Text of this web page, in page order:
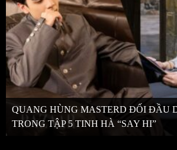
QUANG HÙNG MASTERD ĐỐI ĐẦU
TRONG TẬP 5 TINH HÀ “SAY HI”